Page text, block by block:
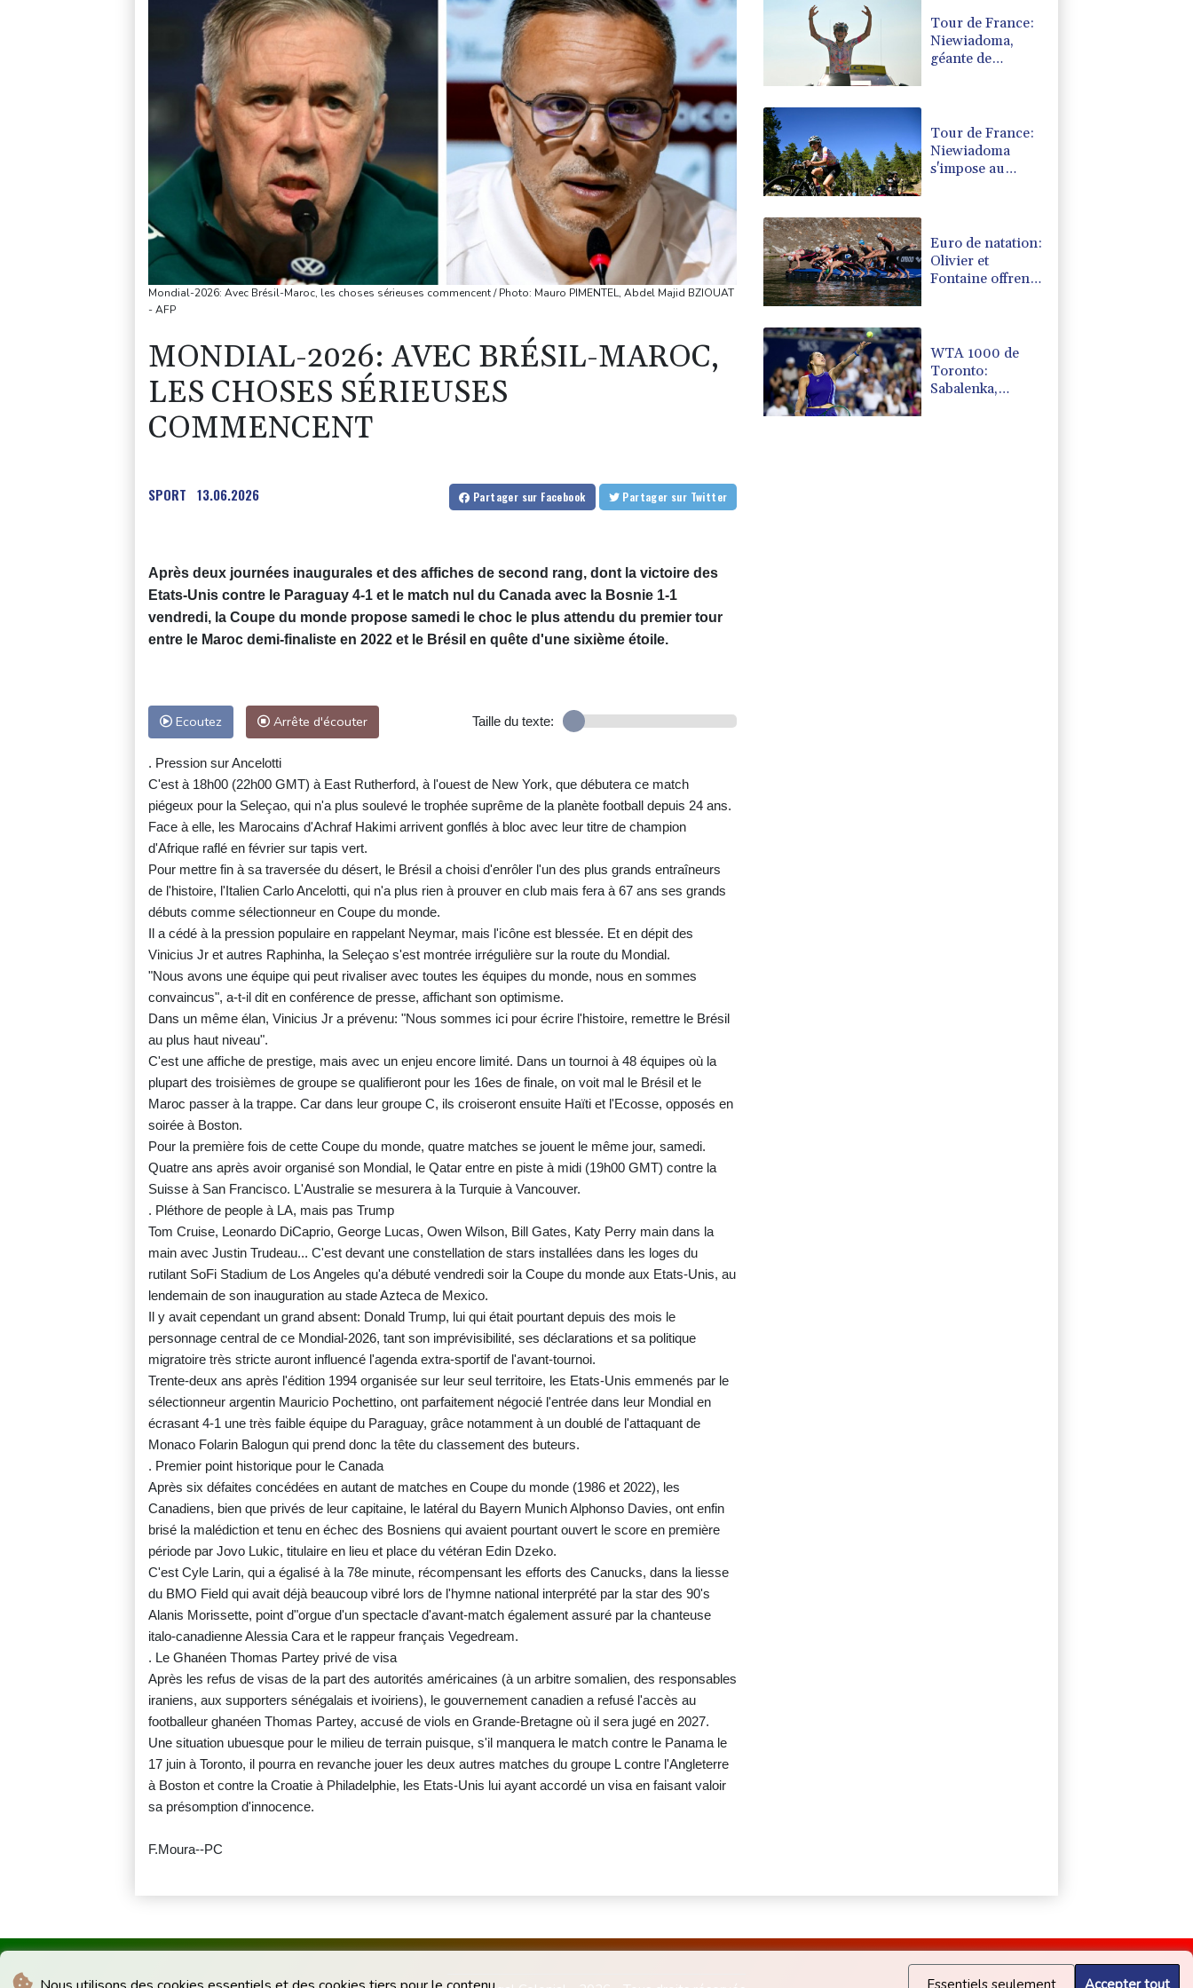
Essentiels seulement Accepter tout
Mondial-2026: Avec Brésil-Maroc, les choses sérieuses commencent / Photo: Mauro PIMENTEL, Abdel Majid BZIOUAT
- AFP
MONDIAL-2026: AVEC BRÉSIL-MAROC,
LES CHOSES SÉRIEUSES
COMMENCENT
SPORT 13.06.2026 Partager sur Facebook Partager sur Twitter
Après deux journées inaugurales et des affiches de second rang, dont la victoire des
Etats-Unis contre le Paraguay 4-1 et le match nul du Canada avec la Bosnie 1-1
vendredi, la Coupe du monde propose samedi le choc le plus attendu du premier tour
entre le Maroc demi-finaliste en 2022 et le Brésil en quête d'une sixième étoile.
Ecoutez Arrête d'écouter Taille du texte:
. Pression sur Ancelotti
C'est à 18h00 (22h00 GMT) à East Rutherford, à l'ouest de New York, que débutera ce match
piégeux pour la Seleçao, qui n'a plus soulevé le trophée suprême de la planète football depuis 24 ans.
Face à elle, les Marocains d'Achraf Hakimi arrivent gonflés à bloc avec leur titre de champion
d'Afrique raflé en février sur tapis vert.
Pour mettre fin à sa traversée du désert, le Brésil a choisi d'enrôler l'un des plus grands entraîneurs
de l'histoire, l'Italien Carlo Ancelotti, qui n'a plus rien à prouver en club mais fera à 67 ans ses grands
débuts comme sélectionneur en Coupe du monde.
Il a cédé à la pression populaire en rappelant Neymar, mais l'icône est blessée. Et en dépit des
Vinicius Jr et autres Raphinha, la Seleçao s'est montrée irrégulière sur la route du Mondial.
"Nous avons une équipe qui peut rivaliser avec toutes les équipes du monde, nous en sommes
convaincus", a-t-il dit en conférence de presse, affichant son optimisme.
Dans un même élan, Vinicius Jr a prévenu: "Nous sommes ici pour écrire l'histoire, remettre le Brésil
au plus haut niveau".
C'est une affiche de prestige, mais avec un enjeu encore limité. Dans un tournoi à 48 équipes où la
plupart des troisièmes de groupe se qualifieront pour les 16es de finale, on voit mal le Brésil et le
Maroc passer à la trappe. Car dans leur groupe C, ils croiseront ensuite Haïti et l'Ecosse, opposés en
soirée à Boston.
Pour la première fois de cette Coupe du monde, quatre matches se jouent le même jour, samedi.
Quatre ans après avoir organisé son Mondial, le Qatar entre en piste à midi (19h00 GMT) contre la
Suisse à San Francisco. L'Australie se mesurera à la Turquie à Vancouver.
. Pléthore de people à LA, mais pas Trump
Tom Cruise, Leonardo DiCaprio, George Lucas, Owen Wilson, Bill Gates, Katy Perry main dans la
main avec Justin Trudeau... C'est devant une constellation de stars installées dans les loges du
rutilant SoFi Stadium de Los Angeles qu'a débuté vendredi soir la Coupe du monde aux Etats-Unis, au
lendemain de son inauguration au stade Azteca de Mexico.
Il y avait cependant un grand absent: Donald Trump, lui qui était pourtant depuis des mois le
personnage central de ce Mondial-2026, tant son imprévisibilité, ses déclarations et sa politique
migratoire très stricte auront influencé l'agenda extra-sportif de l'avant-tournoi.
Trente-deux ans après l'édition 1994 organisée sur leur seul territoire, les Etats-Unis emmenés par le
sélectionneur argentin Mauricio Pochettino, ont parfaitement négocié l'entrée dans leur Mondial en
écrasant 4-1 une très faible équipe du Paraguay, grâce notamment à un doublé de l'attaquant de
Monaco Folarin Balogun qui prend donc la tête du classement des buteurs.
. Premier point historique pour le Canada
Après six défaites concédées en autant de matches en Coupe du monde (1986 et 2022), les
Canadiens, bien que privés de leur capitaine, le latéral du Bayern Munich Alphonso Davies, ont enfin
brisé la malédiction et tenu en échec des Bosniens qui avaient pourtant ouvert le score en première
période par Jovo Lukic, titulaire en lieu et place du vétéran Edin Dzeko.
C'est Cyle Larin, qui a égalisé à la 78e minute, récompensant les efforts des Canucks, dans la liesse
du BMO Field qui avait déjà beaucoup vibré lors de l'hymne national interprété par la star des 90's
Alanis Morissette, point d"orgue d'un spectacle d'avant-match également assuré par la chanteuse
italo-canadienne Alessia Cara et le rappeur français Vegedream.
. Le Ghanéen Thomas Partey privé de visa
Après les refus de visas de la part des autorités américaines (à un arbitre somalien, des responsables
iraniens, aux supporters sénégalais et ivoiriens), le gouvernement canadien a refusé l'accès au
footballeur ghanéen Thomas Partey, accusé de viols en Grande-Bretagne où il sera jugé en 2027.
Une situation ubuesque pour le milieu de terrain puisque, s'il manquera le match contre le Panama le
17 juin à Toronto, il pourra en revanche jouer les deux autres matches du groupe L contre l'Angleterre
à Boston et contre la Croatie à Philadelphie, les Etats-Unis lui ayant accordé un visa en faisant valoir
sa présomption d'innocence.
F.Moura--PC
Tour de France:
Niewiadoma,
géante de
Tour de France:
Niewiadoma
s'impose au
jaune
Euro de natation:
Olivier et
Fontaine offrent
WTA 1000 de
Toronto:
Sabalenka,